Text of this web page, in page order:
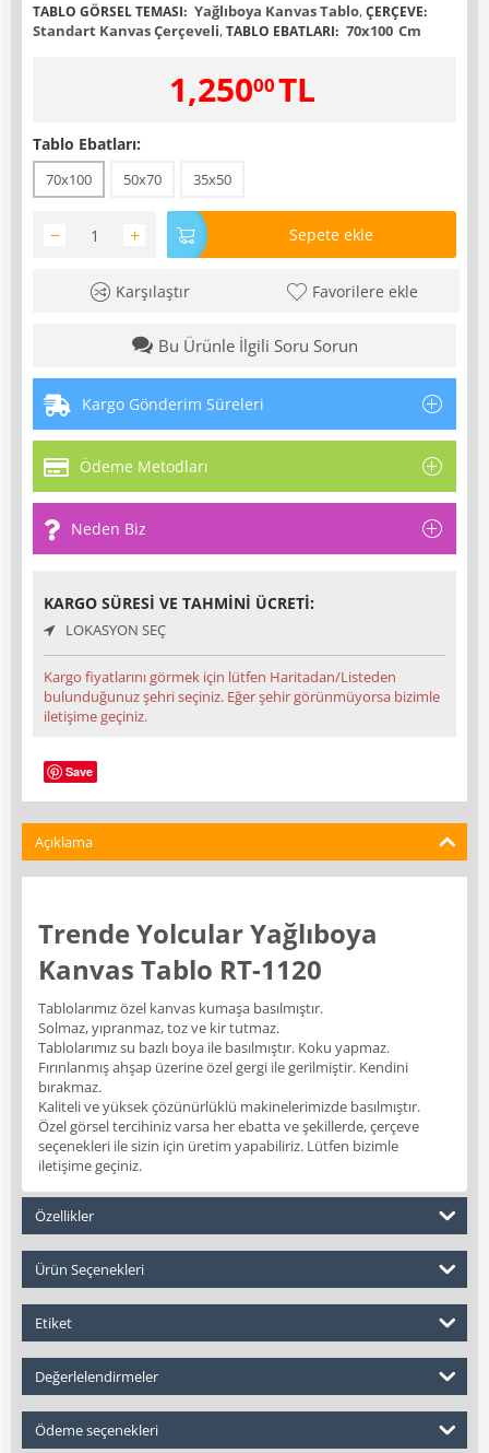
TABLO GÖRSEL TEMASI: Yağlıboya Kanvas Tablo,ÇERÇEVE:
Standart Kanvas Çerçeveli,TABLO EBATLARI: 70x100 Cm
1,25000TL
Tablo Ebatları:
70x100 50x70 35x50
+
− Sepete ekle
Karşılaştır Favorilere ekle
Bu Ürünle İlgili Soru Sorun
Kargo Gönderim Süreleri
Ödeme Metodları
Neden Biz
KARGO SÜRESI VE TAHMINI ÜCRETI:
LOKASYON SEÇ
Kargo fiyatlarını görmek için lütfen Haritadan/Listeden
bulunduğunuz şehri seçiniz. Eğer şehir görünmüyorsa bizimle
iletişime geçiniz.
Save
Açıklama
Trende Yolcular Yağlıboya
Kanvas Tablo RT-1120
Tablolarımız özel kanvas kumaşa basılmıştır.
Solmaz, yıpranmaz, toz ve kir tutmaz.
Tablolarımız su bazlı boya ile basılmıştır. Koku yapmaz.
Fırınlanmış ahşap üzerine özel gergi ile gerilmiştir. Kendini
bırakmaz.
Kaliteli ve yüksek çözünürlüklü makinelerimizde basılmıştır.
Özel görsel tercihiniz varsa her ebatta ve şekillerde, çerçeve
seçenekleri ile sizin için üretim yapabiliriz. Lütfen bizimle
iletişime geçiniz.
Özellikler
Ürün Seçenekleri
Etiket
Değerlelendirmeler
Ödeme seçenekleri